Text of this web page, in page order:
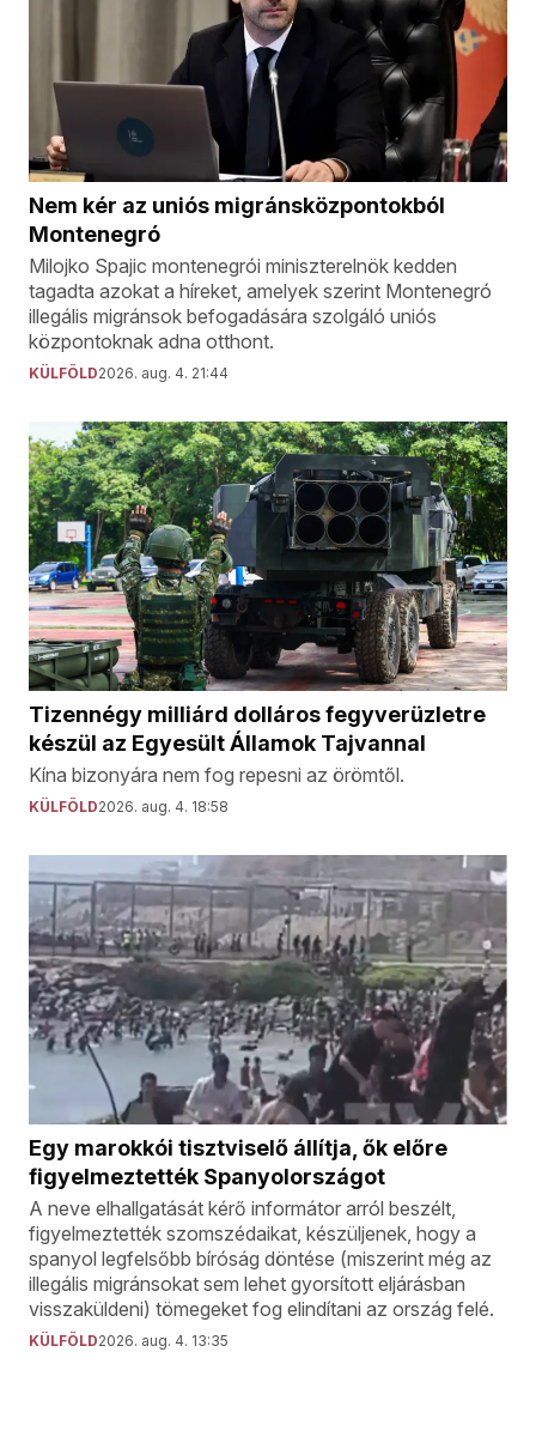
Nem kér az uniós migránsközpontokból
Montenegró
Milojko Spajic montenegrói miniszterelnök kedden
tagadta azokat a híreket, amelyek szerint Montenegró
illegális migránsok befogadására szolgáló uniós
központoknak adna otthont.
KÜLFÖLD2026. aug. 4. 21:44
Tizennégy milliárd dolláros fegyverüzletre
készül az Egyesült Államok Tajvannal
Kína bizonyára nem fog repesni az örömtől.
KÜLFÖLD2026. aug. 4. 18:58
Egy marokkói tisztviselő állítja, ők előre
figyelmeztették Spanyolországot
A neve elhallgatását kérő informátor arról beszélt,
figyelmeztették szomszédaikat, készüljenek, hogy a
spanyol legfelsőbb bíróság döntése (miszerint még az
illegális migránsokat sem lehet gyorsított eljárásban
visszaküldeni) tömegeket fog elindítani az ország felé.
KÜLFÖLD2026. aug. 4. 13:35